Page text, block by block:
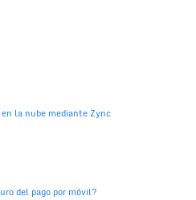
en la nube mediante Zync
del pago por móvil?